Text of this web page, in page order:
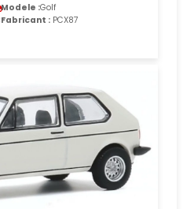
Modele :Golf
Fabricant : PCX87